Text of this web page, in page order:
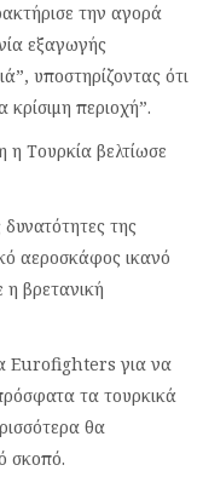
την αγορά
εξαγωγής
υποστηρίζοντας ότι
περιοχή”.
η Τουρκία βελτίωσε
της
αεροσκάφος ικανό
η βρετανική
Eurofighters για να
τα τουρκικά
θα
σκοπό.